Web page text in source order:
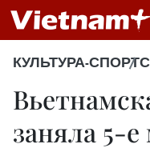
КУЛЬТУРА-СПОРТ
заняла 5-